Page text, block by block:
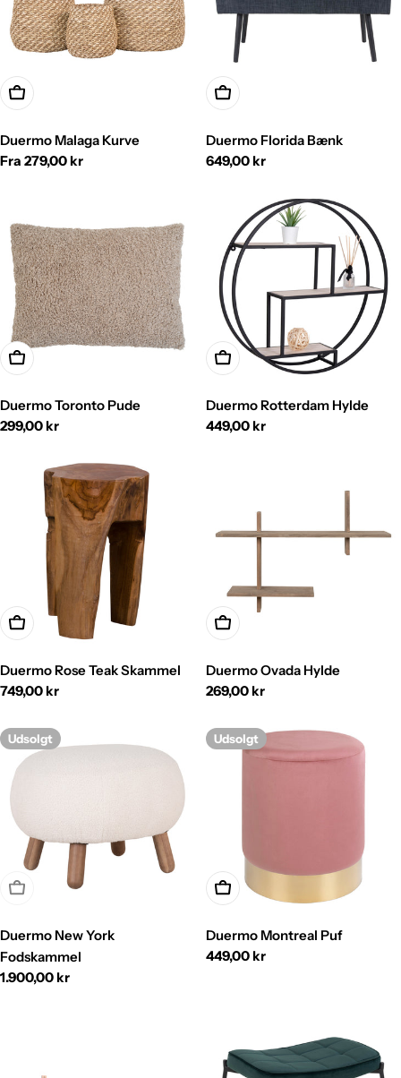
Vælg
Duermo Malaga Kurve
Normalpris
Fra 279,00 kr
Vælg
Duermo Florida Bænk
Normalpris
649,00 kr
Vælg
Duermo Toronto Pude
Normalpris
299,00 kr
Tilføj Til Kurv
Duermo Rotterdam Hylde
Normalpris
449,00 kr
Tilføj Til Kurv
Duermo Rose Teak Skammel
Normalpris
749,00 kr
Tilføj Til Kurv
Duermo Ovada Hylde
Normalpris
269,00 kr
Udsolgt
Udsolgt
Duermo New York
Fodskammel
Normalpris
1.900,00 kr
Udsolgt
Vælg
Duermo Montreal Puf
Normalpris
449,00 kr